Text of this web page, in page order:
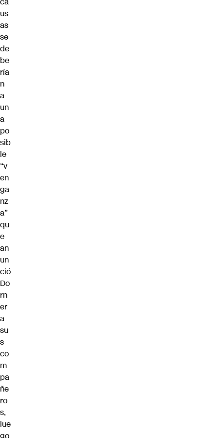
us
as
se
de
be
ría
n
a
un
a
po
sib
le
“v
en
ga
nz
a”
qu
e
an
un
ció
Do
rn
er
a
su
s
co
m
pa
ñe
ro
s,
lue
go